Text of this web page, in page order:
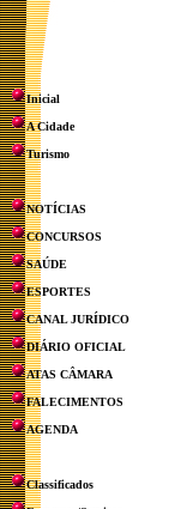
Inicial
A Cidade
Turismo
NOTÍCIAS
CONCURSOS
SAÚDE
ESPORTES
CANAL JURÍDICO
DIÁRIO OFICIAL
ATAS CÂMARA
FALECIMENTOS
AGENDA
Classificados